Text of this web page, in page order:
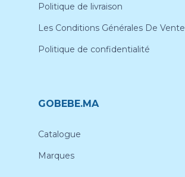
Politique de livraison
Les Conditions Générales De Vente
Politique de confidentialité
GOBEBE.MA
Catalogue
Marques